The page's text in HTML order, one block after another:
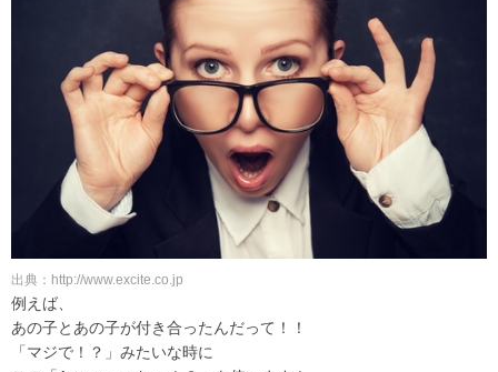
出典：http://www.excite.co.jp
例えば、
あの子とあの子が付き合ったんだって！！
「マジで！？」みたいな時に